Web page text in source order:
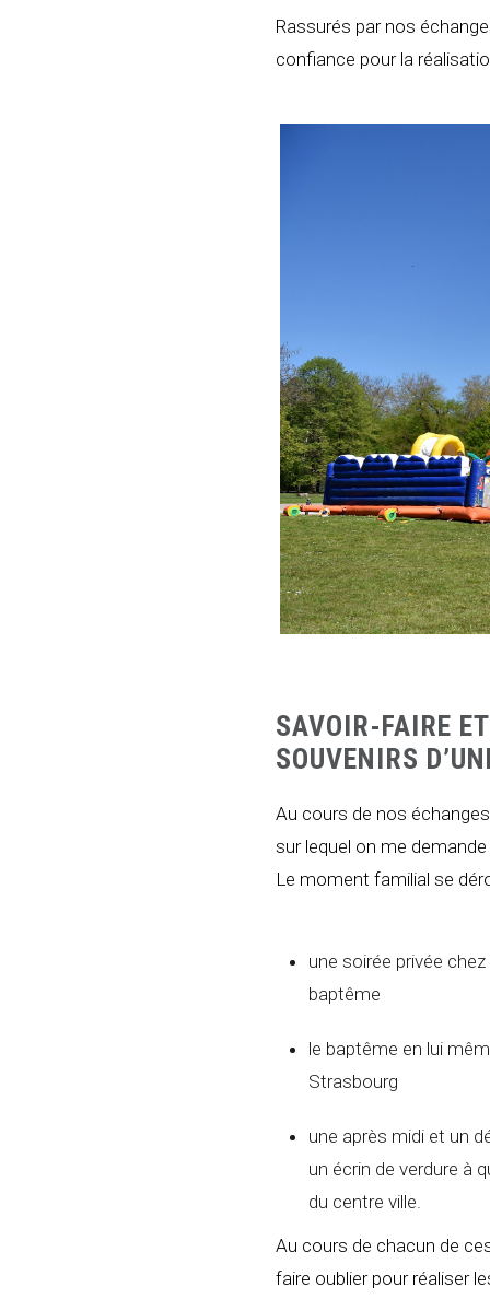
Rassurés par nos
confiance pour la
SAVOIR-FAIRE
SOUVENIRS
Au cours de nos
sur lequel on me
Le moment familial se
une soirée privée
baptême
le baptême en lui
Strasbourg
une après midi et un
un écrin de verdure à
du centre ville.
Au cours de chacun de
faire oublier pour réaliser